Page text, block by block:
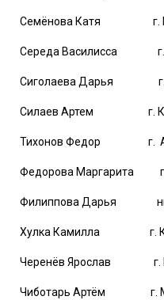
Семёнова Катя г.
Середа Василисса г.
Сиголаева Дарья г.
Силаев Артем г.
Тихонов Федор г.
Федорова Маргарита
Филиппова Дарья нп.
Хулка Камилла г.
Черенёв Ярослав г.
Чиботарь Артём г.